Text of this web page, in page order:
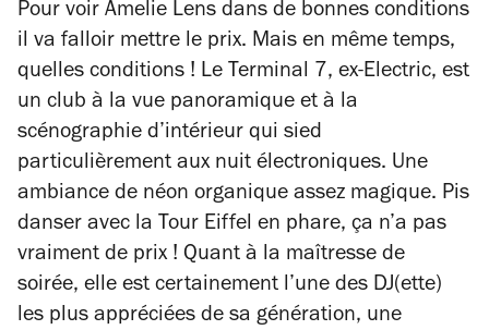
Pour voir Amelie Lens dans de bonnes conditions
il va falloir mettre le prix. Mais en même temps,
quelles conditions ! Le Terminal 7, ex-Electric, est
un club à la vue panoramique et à la
scénographie d’intérieur qui sied
particulièrement aux nuit électroniques. Une
ambiance de néon organique assez magique. Pis
danser avec la Tour Eiffel en phare, ça n’a pas
vraiment de prix ! Quant à la maîtresse de
soirée, elle est certainement l’une des DJ(ette)
les plus appréciées de sa génération, une